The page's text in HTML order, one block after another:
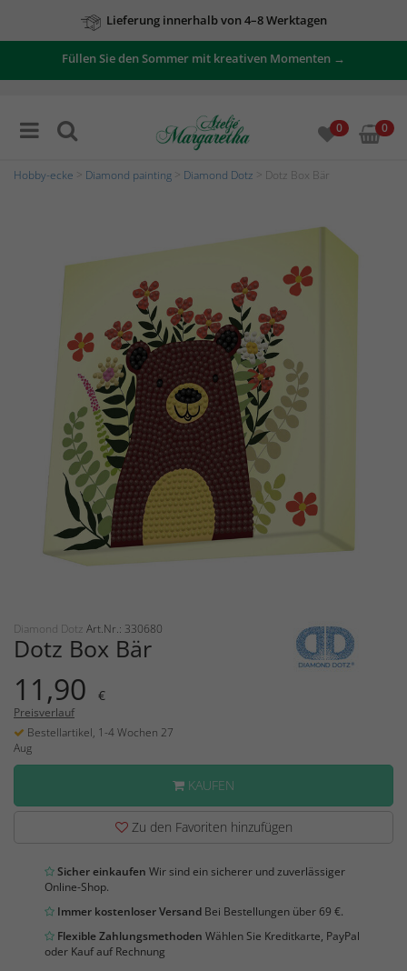
Lieferung innerhalb von 4–8 Werktagen
Füllen Sie den Sommer mit kreativen Momenten →
0 0
Hobby-ecke Diamond painting Diamond Dotz > Dotz Box Bär
Diamond Dotz Art.Nr.: 330680
Dotz Box Bär
11,90 €
Preisverlauf
Bestellartikel, 1-4 Wochen 27
Aug
KAUFEN
Zu den Favoriten hinzufügen
Sicher einkaufen Wir sind ein sicherer und zuverlässiger
Online-Shop.
Immer kostenloser Versand Bei Bestellungen über 69 €.
Flexible Zahlungsmethoden Wählen Sie Kreditkarte, PayPal
oder Kauf auf Rechnung